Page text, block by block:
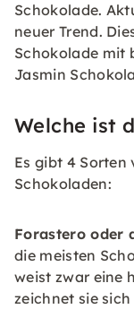
Schokolade.
neuer Trend.
Schokolade mit
Jasmin
Welche ist
Es gibt 4 Sorten
Schokoladen:
Forastero oder
die meisten
weist zwar eine
zeichnet sie